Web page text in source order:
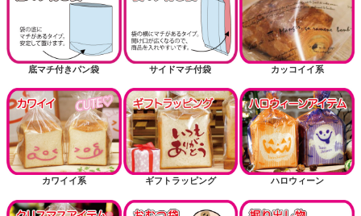
底マチ付きパン袋 サイドマチ付袋 カッコイイ系
カワイイ系 ギフトラッピング ハロウィーン